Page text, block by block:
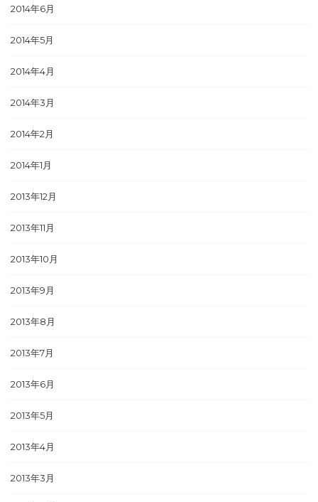
2014年6月
2014年5月
2014年4月
2014年3月
2014年2月
2014年1月
2013年12月
2013年11月
2013年10月
2013年9月
2013年8月
2013年7月
2013年6月
2013年5月
2013年4月
2013年3月